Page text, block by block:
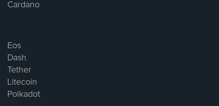
Cardano
Eos
Dash
Tether
Litecoin
Polkadot